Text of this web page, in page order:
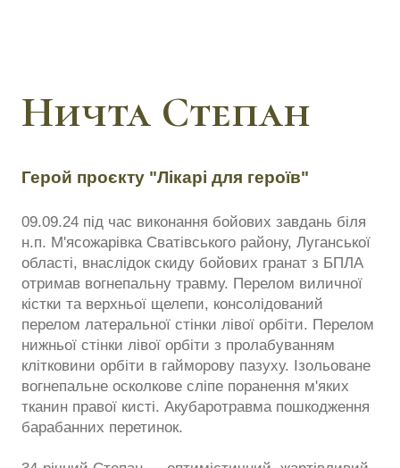
Ничта Степан
Герой проєкту "Лікарі для героїв"
09.09.24 під час виконання бойових завдань біля
н.п. М'ясожарівка Сватівського району, Луганської
області, внаслідок скиду бойових гранат з БПЛА
отримав вогнепальну травму. Перелом виличної
кістки та верхньої щелепи, консолідований
перелом латеральної стінки лівої орбіти. Перелом
нижньої стінки лівої орбіти з пролабуванням
клітковини орбіти в гайморову пазуху. Ізольоване
вогнепальне осколкове сліпе поранення м'яких
тканин правої кисті. Акубаротравма пошкодження
барабанних перетинок.